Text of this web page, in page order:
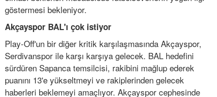
göstermesi bekleniyor.
Akçayspor BAL'ı çok istiyor
Play-Off'un bir diğer kritik karşılaşmasında Akçayspor,
Serdivanspor ile karşı karşıya gelecek. BAL hedefini
sürdüren Sapanca temsilcisi, rakibini mağlup ederek
puanını 13'e yükseltmeyi ve rakiplerinden gelecek
haberleri beklemeyi amaçlıyor. Akçayspor cephesinde